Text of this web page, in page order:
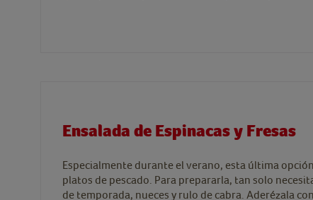
Ensalada de Espinacas y Fresas
Especialmente durante el verano, esta última
platos de pescado. Para prepararla, tan solo
de temporada, nueces y rulo de cabra. Aderézala